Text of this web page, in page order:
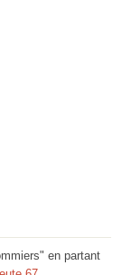
en partant